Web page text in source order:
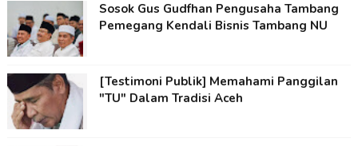
Sosok Gus Gudfhan Pengusaha Tambang
Pemegang Kendali Bisnis Tambang NU
[Testimoni Publik] Memahami Panggilan
"TU" Dalam Tradisi Aceh